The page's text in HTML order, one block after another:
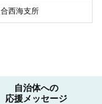
西海支所
自治体への
応援メッセージ